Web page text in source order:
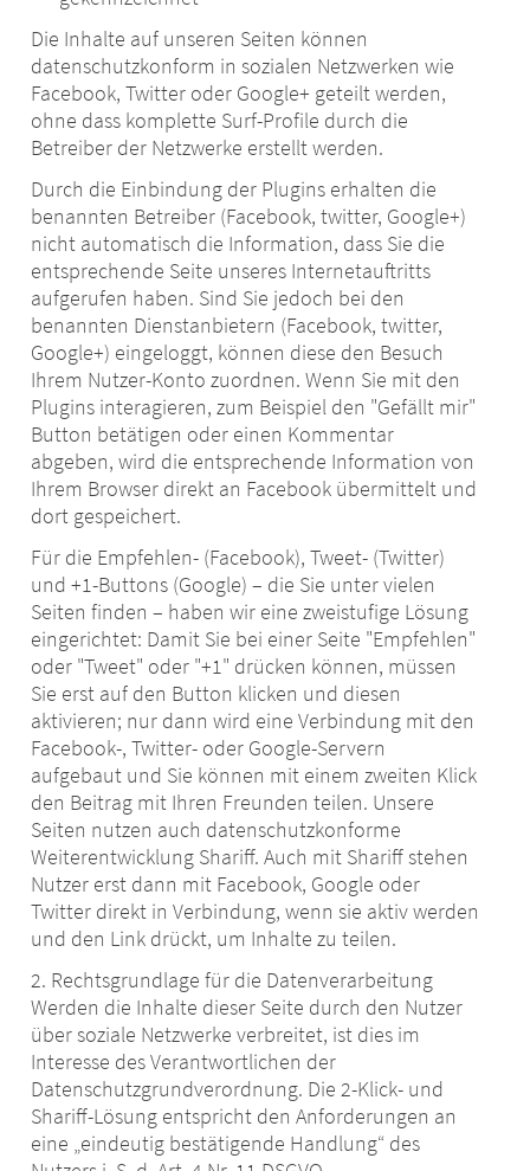
Die Inhalte auf unseren Seiten können
datenschutzkonform in sozialen Netzwerken wie
Facebook, Twitter oder Google+ geteilt werden,
ohne dass komplette Surf-Profile durch die
Betreiber der Netzwerke erstellt werden.
Durch die Einbindung der Plugins erhalten die
benannten Betreiber (Facebook, twitter, Google+)
nicht automatisch die Information, dass Sie die
entsprechende Seite unseres Internetauftritts
aufgerufen haben. Sind Sie jedoch bei den
benannten Dienstanbietern (Facebook, twitter,
Google+) eingeloggt, können diese den Besuch
Ihrem Nutzer-Konto zuordnen. Wenn Sie mit den
Plugins interagieren, zum Beispiel den "Gefällt mir"
Button betätigen oder einen Kommentar
abgeben, wird die entsprechende Information von
Ihrem Browser direkt an Facebook übermittelt und
dort gespeichert.
Für die Empfehlen- (Facebook), Tweet- (Twitter)
und +1-Buttons (Google) – die Sie unter vielen
Seiten finden – haben wir eine zweistufige Lösung
eingerichtet: Damit Sie bei einer Seite "Empfehlen"
oder "Tweet" oder "+1" drücken können, müssen
Sie erst auf den Button klicken und diesen
aktivieren; nur dann wird eine Verbindung mit den
Facebook-, Twitter- oder Google-Servern
aufgebaut und Sie können mit einem zweiten Klick
den Beitrag mit Ihren Freunden teilen. Unsere
Seiten nutzen auch datenschutzkonforme
Weiterentwicklung Shariff. Auch mit Shariff stehen
Nutzer erst dann mit Facebook, Google oder
Twitter direkt in Verbindung, wenn sie aktiv werden
und den Link drückt, um Inhalte zu teilen.
2. Rechtsgrundlage für die Datenverarbeitung
Werden die Inhalte dieser Seite durch den Nutzer
über soziale Netzwerke verbreitet, ist dies im
Interesse des Verantwortlichen der
Datenschutzgrundverordnung. Die 2-Klick- und
Shariff-Lösung entspricht den Anforderungen an
eine „eindeutig bestätigende Handlung“ des